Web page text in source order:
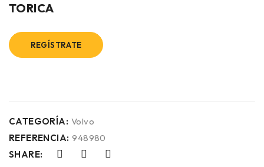
TORICA
REGÍSTRATE
CATEGORÍA: Volvo
REFERENCIA: 948980
SHARE: